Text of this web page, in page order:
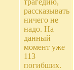
рассказывать
ничего не
надо. На
данный
момент уже
113
погибших.